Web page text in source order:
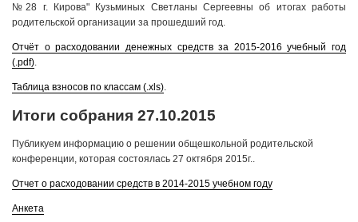
№28 г. Кирова" Кузьминых Светланы Сергеевны об итогах работы
родительской организации за прошедший год.
Отчёт о расходовании денежных средств за 2015-2016 учебный год
(.pdf).
Таблица взносов по классам (.xls).
Итоги собрания 27.10.2015
Публикуем информацию о решении общешкольной родительской
конференции, которая состоялась 27 октября 2015г..
Отчет о расходовании средств в 2014-2015 учебном году
Анкета